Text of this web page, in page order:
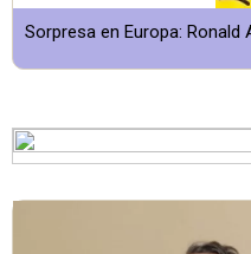
Sorpresa en Europa: Ronald